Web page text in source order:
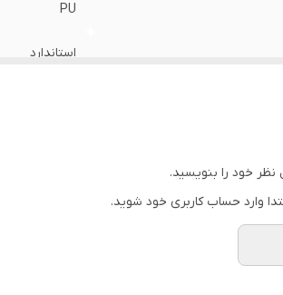
PU
استاندارد
خود را بنویسید.
وارد حساب کاربری خود شوید.